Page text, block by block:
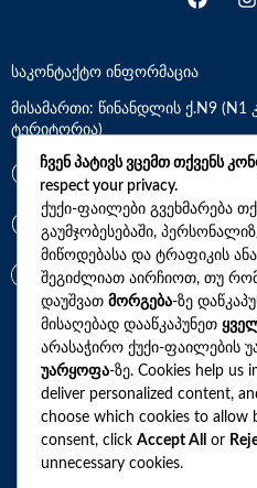
საკონტაქტო ინფორმაცია
მისამართი: წინანდლის ქ.N9
ტერიტორია)
*7770
+(995)32 2 800 111
info@synevo.ge
2021 – 2026 © სინევო.
ყველა
ჩვენი აქციები
ჩვენ პატივს ვცემთ თქვენს
respect your privacy.
ქუქი-ფაილები გვეხმარება
გაუმჯობესებაში,
მიწოდებასა და ტრაფიკის
შეგიძლიათ აირჩიოთ, თუ
დაუშვათ მორგება-ზე
მისაღებად დააწკაპუნეთ
არასაჭირო ქუქი-ფაილების
უარყოფა-ზე. Cookies help us
deliver personalized content,
choose which cookies to allow
consent, click Accept All or
unnecessary cookies.